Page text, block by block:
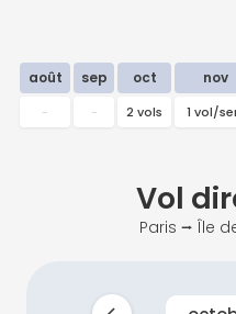
août sep oct nov
- - 2 vols 1 vol/
Vol
Paris ⭢ Île